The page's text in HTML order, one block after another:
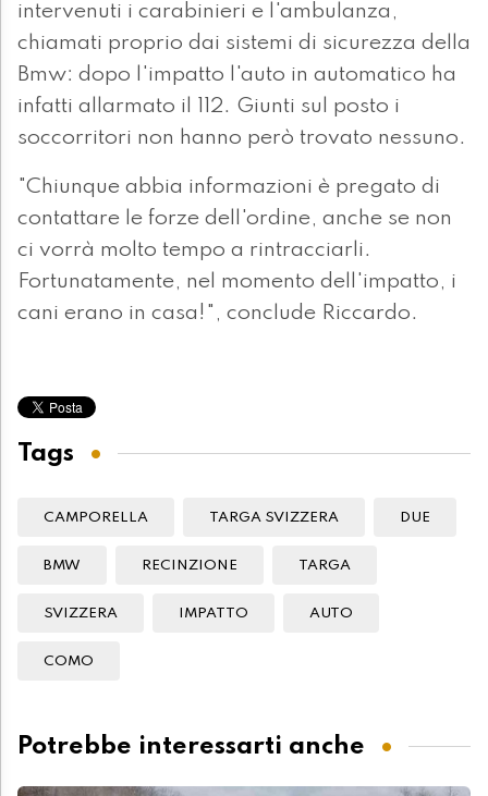
intervenuti i carabinieri e l'ambulanza,
chiamati proprio dai sistemi di sicurezza della
Bmw: dopo l'impatto l'auto in automatico ha
infatti allarmato il 112. Giunti sul posto i
soccorritori non hanno però trovato nessuno.
"Chiunque abbia informazioni è pregato di
contattare le forze dell'ordine, anche se non
ci vorrà molto tempo a rintracciarli.
Fortunatamente, nel momento dell'impatto, i
cani erano in casa!", conclude Riccardo.
Tags
CAMPORELLA TARGA SVIZZERA DUE
BMW RECINZIONE TARGA
SVIZZERA IMPATTO AUTO
COMO
Potrebbe interessarti anche